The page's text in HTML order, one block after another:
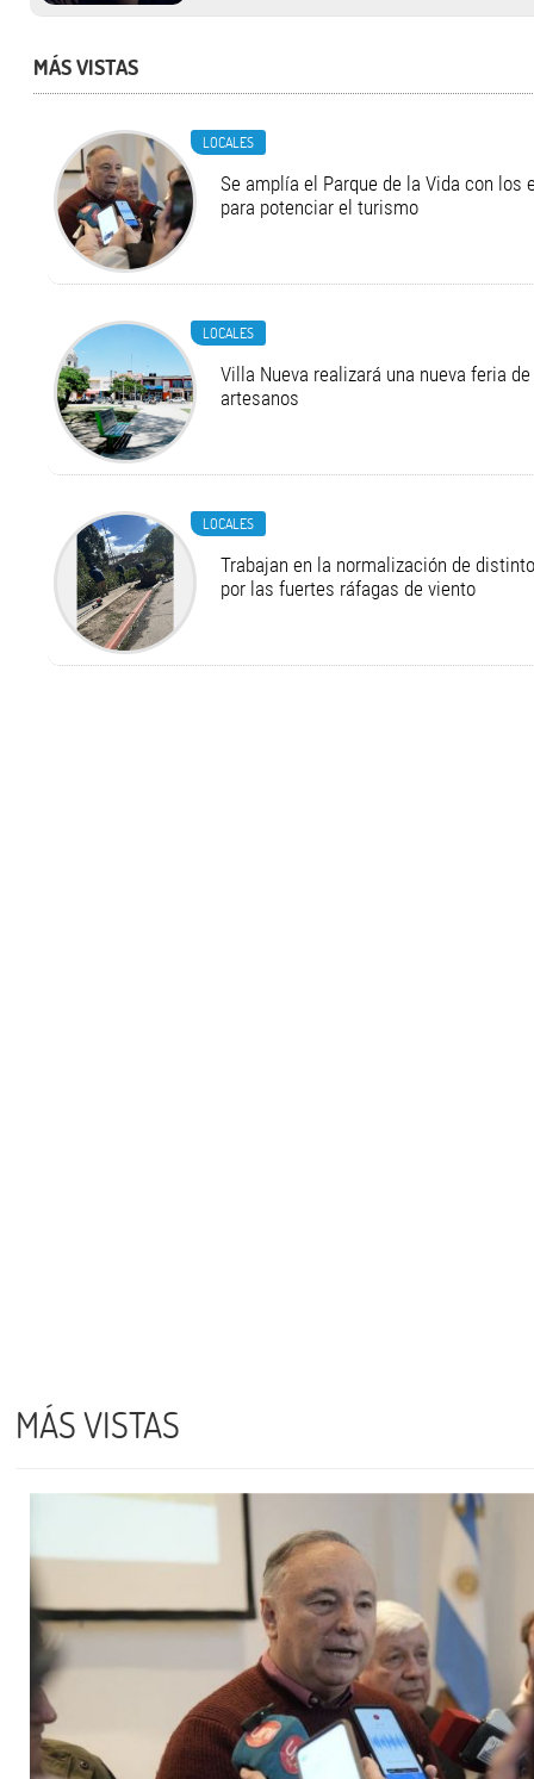
MÁS VISTAS
LOCALES
Se amplía el Parque de la Vida con los
para potenciar el turismo
LOCALES
Villa Nueva realizará una nueva feria
artesanos
LOCALES
Trabajan en la normalización de
por las fuertes ráfagas de viento
MÁS VISTAS